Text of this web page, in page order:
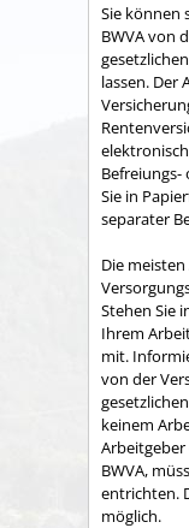
Sie können
BWVA von
lassen. Der
Befreiungs-
Sie in
separater
Die
Stehen Sie
Ihrem
mit.
von der
keinem
BWVA,
entrichten.
möglich.